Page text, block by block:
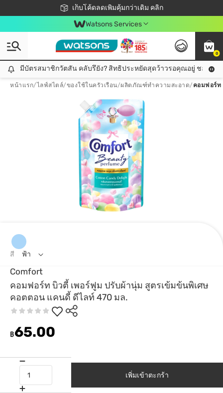
เก็บโค้ดลดเพิ่มคุ้มกว่าเดิม คลิก
ชอปออนไลน์ครั้งแรก ลดเพิ่มจุก ๆ 10%! 🎉
📦ส่งฟรี! เมื่อชอป 499฿
สมาชิกวัตสัน คลับดียังไง?
Watsons Services
0
มีบัตรสมาชิกวัตสัน คลับรึยัง? สิทธิประหยัดสุดว้าวรอคุณอยู่ ชอปคุ้มกว่าเดิม คลิก!
มีบัตรสมาชิกวัตสัน คลับรึยัง? สิทธิประหยัดสุดว้าวรอคุณอยู่ ชอปคุ้มก
หน้าแรก/ไลฟ์สไตล์/ของใช้ในครัวเรือน/ผลิตภัณฑ์ทำความสะอาด/ คอมฟอร์ท
Comfort
คอมฟอร์ท บิวตี้ เพอร์ฟูม ปรับผ้านุ่ม สูตรเข้มข้นพิเศษ
คอตตอน แคนดี้ ดีไลท์ 470 มล.
฿65.00
สี ฟ้า
เพิ่มเข้าตะกร้า